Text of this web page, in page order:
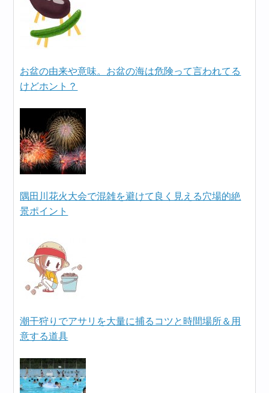
お盆の由来や意味。お盆の海は危険って言われてる
けどホント？
隅田川花火大会で混雑を避けて良く見える穴場的絶
景ポイント
潮干狩りでアサリを大量に捕るコツと時間場所＆用
意する道具